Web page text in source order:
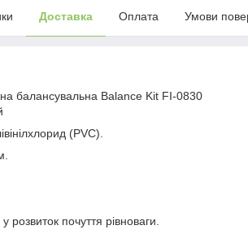
Доставка Оплата Умови
балансувальна Balance Kit FI-0830
(PVC).
розвиток почуття рівноваги.